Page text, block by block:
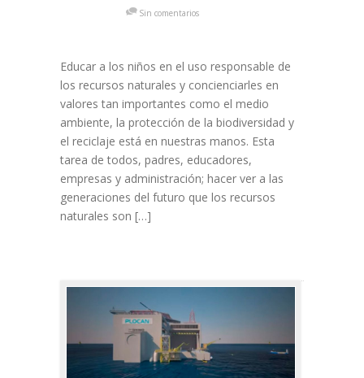
Sin comentarios
Educar a los niños en el uso responsable de
los recursos naturales y concienciarles en
valores tan importantes como el medio
ambiente, la protección de la biodiversidad y
el reciclaje está en nuestras manos. Esta
tarea de todos, padres, educadores,
empresas y administración; hacer ver a las
generaciones del futuro que los recursos
naturales son […]